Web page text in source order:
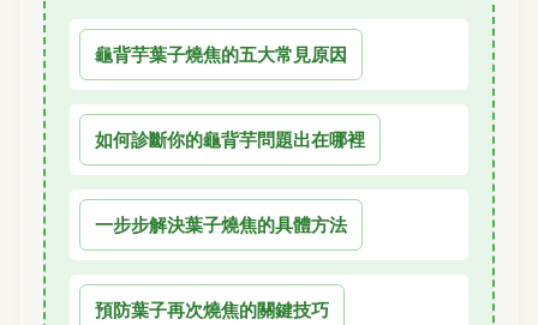
龜背芋葉子燒焦的五大常見原因
如何診斷你的龜背芋問題出在哪裡
一步步解決葉子燒焦的具體方法
預防葉子再次燒焦的關鍵技巧